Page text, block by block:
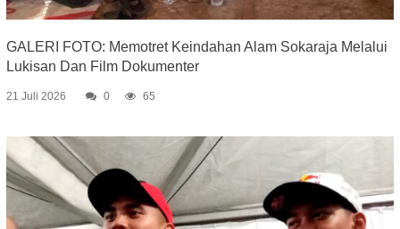
GALERI FOTO: Memotret Keindahan Alam Sokaraja Melalui
Lukisan Dan Film Dokumenter
21 Juli 2026 0 65